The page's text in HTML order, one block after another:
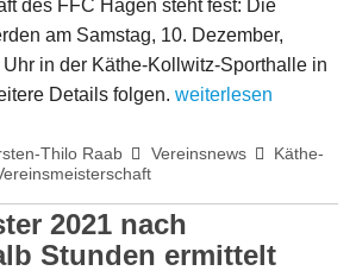
des FFC Hagen steht fest: Die
am Samstag, 10. Dezember,
in der Käthe-Kollwitz-Sporthalle in
Details folgen. weiterlesen
Thilo Raab Vereinsnews
Käthe-
2021 nach
Stunden ermittelt